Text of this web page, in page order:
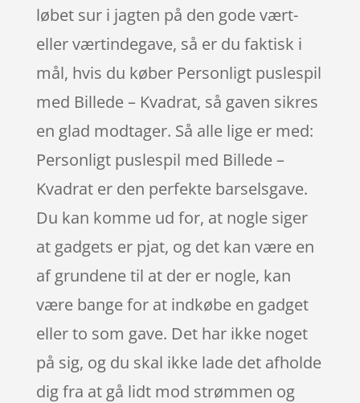
løbet sur i jagten på den gode vært-
eller værtindegave, så er du faktisk i
mål, hvis du køber Personligt puslespil
med Billede – Kvadrat, så gaven sikres
en glad modtager. Så alle lige er med:
Personligt puslespil med Billede –
Kvadrat er den perfekte barselsgave.
Du kan komme ud for, at nogle siger
at gadgets er pjat, og det kan være en
af grundene til at der er nogle, kan
være bange for at indkøbe en gadget
eller to som gave. Det har ikke noget
på sig, og du skal ikke lade det afholde
dig fra at gå lidt mod strømmen og